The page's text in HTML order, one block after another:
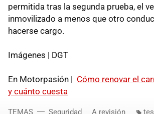
permitida tras la segunda prueba, el
inmovilizado a menos que otro
hacerse cargo.
Imágenes | DGT
En Motorpasión | Cómo renovar el
y cuánto cuesta
TEMAS Seguridad A revisión